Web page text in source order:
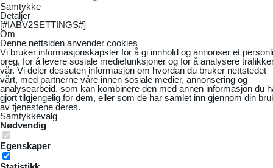
Samtykke
Detaljer
[#IABV2SETTINGS#]
Om
Denne nettsiden anvender cookies
Vi bruker informasjonskapsler for å gi innhold og annonser et
preg, for å levere sosiale mediefunksjoner og for å analysere
vår. Vi deler dessuten informasjon om hvordan du bruker nettstedet
vårt, med partnerne våre innen sosiale medier, annonsering og
analysearbeid, som kan kombinere den med annen informasjon du
gjort tilgjengelig for dem, eller som de har samlet inn gjennom din
av tjenestene deres.
Samtykkevalg
Nødvendig
Egenskaper